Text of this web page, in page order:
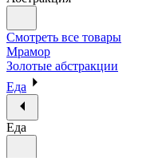
Смотреть все товары
Мрамор
Золотые абстракции
Еда
Еда